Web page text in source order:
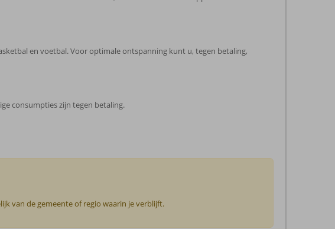
en voetbal. Voor optimale ontspanning kunt u, tegen betaling,
consumpties zijn tegen betaling.
van de gemeente of regio waarin je verblijft.